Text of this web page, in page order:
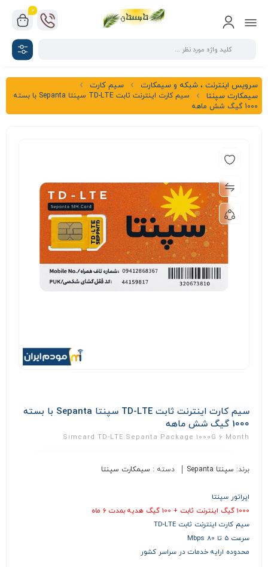
0
سرویس اینترنت ، شبکه و سیمکارت
سیم کارت
سیمکارت سپنتا
سیم کارت اینترنت ثابت TD-LTE سپنتا Sepanta با بسته
1000 گیگ شش ماهه
سیم کارت اینترنت ثابت TD-LTE سپنتا Sepanta با بسته
1000 گیگ شش ماهه
Simcard TD-LTE Sepanta Package 1000G 6 Month
برند: سپنتا Sepanta دسته : سیمکارت سپنتا
اپراتور سپنتا
1000 گیگ اینترنت ثابت + 100 گیگ هدیه بمدت 6 ماه
سیم کارت اینترنت ثابت TD-LTE
سرعت 5 تا 80 Mbps
محدوده ارایه خدمات در سراسر کشور